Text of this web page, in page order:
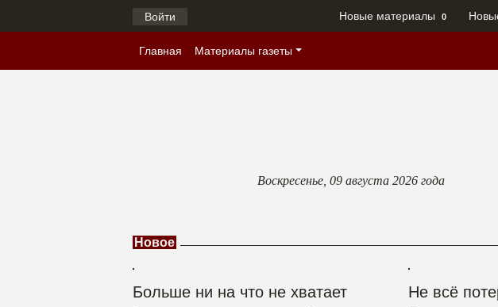
Войти Новые материалы 0
Главная Материалы газеты
Воскресенье, 09 августа 2026 года
Новое
Больше ни на что не хватает Не всё